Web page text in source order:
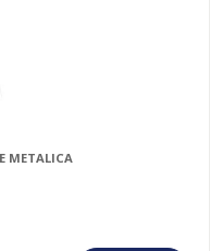
METALICA